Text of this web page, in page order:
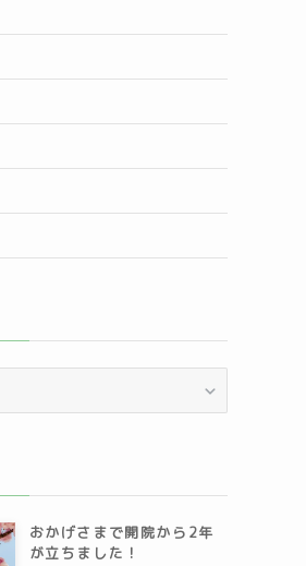
おかげさまで開院から2年
が立ちました！